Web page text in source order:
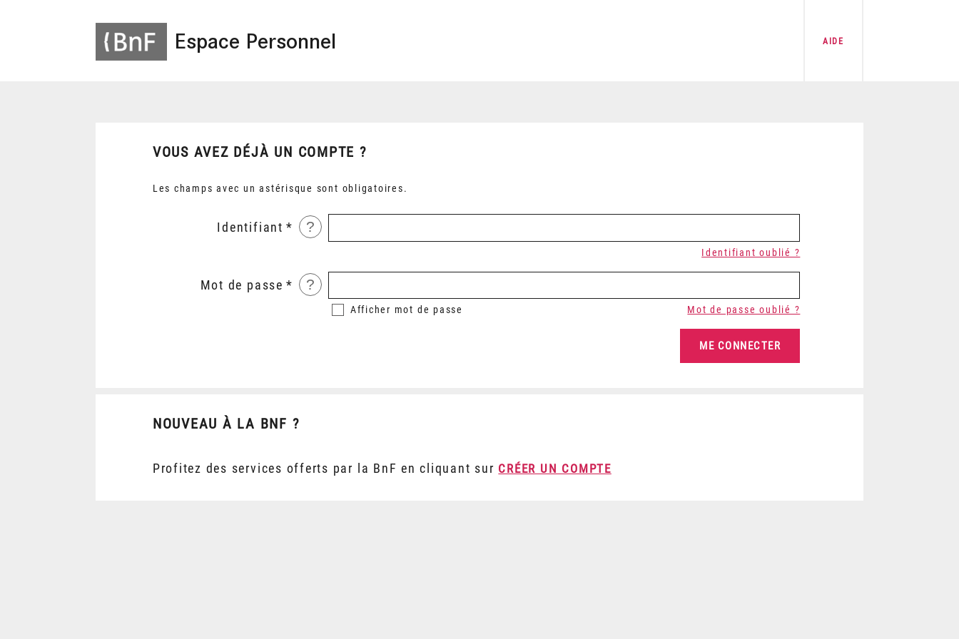
Espace Personnel AIDE
VOUS AVEZ DÉJÀ UN COMPTE ?
Les champs avec un astérisque sont obligatoires.
Identifiant ?
Identifiant oublié ?
Mot de passe ?
Afficher mot de passe Mot de passe oublié ?
NOUVEAU À LA BNF ?
Profitez des services offerts par la BnF en cliquant sur CRÉER UN COMPTE